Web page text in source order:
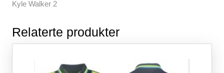
o
Kyle Walker 2
Relaterte produkter